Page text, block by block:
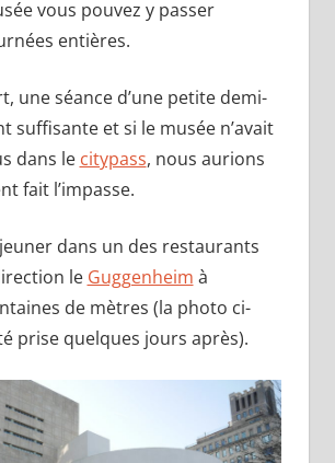
vous pouvez y passer
entières.
une séance d’une petite demi-
suffisante et si le musée n’avait
dans le citypass, nous aurions
fait l’impasse.
dans un des restaurants
le Guggenheim à
de mètres (la photo ci-
prise quelques jours après).